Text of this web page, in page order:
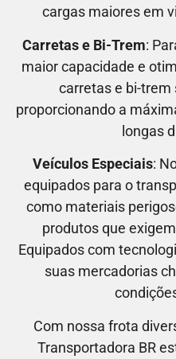
cargas maiores em
Carretas e Bi-Trem:
maior capacidade e
carretas e bi-trem
proporcionando a
longas
Veículos Especiais:
equipados para o
como materiais
produtos que
Equipados com
suas mercadorias
Com nossa frota
Transportadora BR